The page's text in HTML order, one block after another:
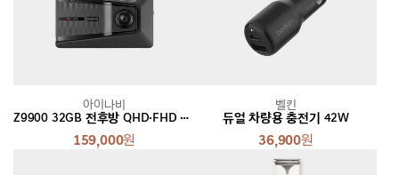
Z9900 32GB 전후방 QHD·FHD 2채널 블랙박스
159,000원
아이나비
듀얼 차량용 충전기 42W
36,900원
벨킨